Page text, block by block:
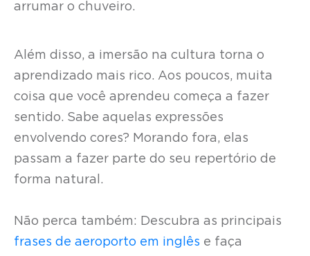
arrumar o chuveiro.
Além disso, a imersão na cultura torna o
aprendizado mais rico. Aos poucos, muita
coisa que você aprendeu começa a fazer
sentido. Sabe aquelas expressões
envolvendo cores? Morando fora, elas
passam a fazer parte do seu repertório de
forma natural.
Não perca também: Descubra as principais
frases de aeroporto em inglês e faça